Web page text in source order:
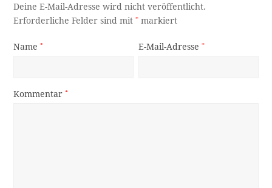
Deine E-Mail-Adresse wird nicht veröffentlicht.
Erforderliche Felder sind mit* markiert
Name* E-Mail-Adresse*
Kommentar*